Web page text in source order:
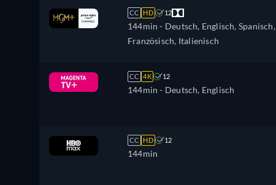
CC HD 12
144min - Deutsch, Englisch, Spanisch,
Französisch, Italienisch
CC 4K 12
144min - Deutsch, Englisch
CC HD 12
144min